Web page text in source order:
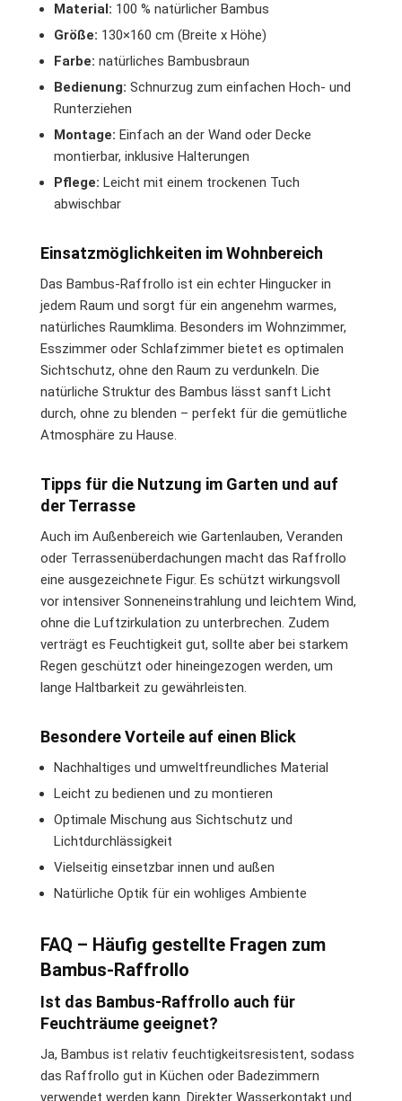
Material: 100 % natürlicher Bambus
Größe: 130×160 cm (Breite x Höhe)
Farbe: natürliches Bambusbraun
Bedienung: Schnurzug zum einfachen Hoch- und
Runterziehen
Montage: Einfach an der Wand oder Decke
montierbar, inklusive Halterungen
Pflege: Leicht mit einem trockenen Tuch
abwischbar
Einsatzmöglichkeiten im Wohnbereich
Das Bambus-Raffrollo ist ein echter Hingucker in
jedem Raum und sorgt für ein angenehm warmes,
natürliches Raumklima. Besonders im Wohnzimmer,
Esszimmer oder Schlafzimmer bietet es optimalen
Sichtschutz, ohne den Raum zu verdunkeln. Die
natürliche Struktur des Bambus lässt sanft Licht
durch, ohne zu blenden – perfekt für die gemütliche
Atmosphäre zu Hause.
Tipps für die Nutzung im Garten und auf
der Terrasse
Auch im Außenbereich wie Gartenlauben, Veranden
oder Terrassenüberdachungen macht das Raffrollo
eine ausgezeichnete Figur. Es schützt wirkungsvoll
vor intensiver Sonneneinstrahlung und leichtem Wind,
ohne die Luftzirkulation zu unterbrechen. Zudem
verträgt es Feuchtigkeit gut, sollte aber bei starkem
Regen geschützt oder hineingezogen werden, um
lange Haltbarkeit zu gewährleisten.
Besondere Vorteile auf einen Blick
Nachhaltiges und umweltfreundliches Material
Leicht zu bedienen und zu montieren
Optimale Mischung aus Sichtschutz und
Lichtdurchlässigkeit
Vielseitig einsetzbar innen und außen
Natürliche Optik für ein wohliges Ambiente
FAQ – Häufig gestellte Fragen zum
Bambus-Raffrollo
Ist das Bambus-Raffrollo auch für
Feuchträume geeignet?
Ja, Bambus ist relativ feuchtigkeitsresistent, sodass
das Raffrollo gut in Küchen oder Badezimmern
verwendet werden kann. Direkter Wasserkontakt und